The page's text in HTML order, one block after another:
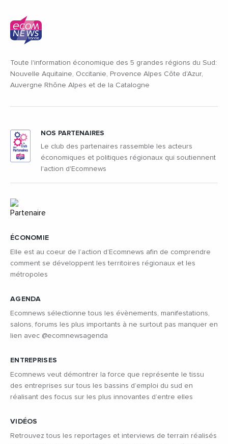
Toute l'information économique des 5 grandes régions du Sud:
Nouvelle Aquitaine, Occitanie, Provence Alpes Côte d'Azur,
Auvergne Rhône Alpes et de la Catalogne
ÉCONOMIE
Elle est au coeur de l’action d’Ecomnews afin de comprendre
comment se développent les territoires régionaux et les
métropoles
AGENDA
Ecomnews sélectionne tous les évènements, manifestations,
salons, forums les plus importants à ne surtout pas manquer en
lien avec @ecomnewsagenda
ENTREPRISES
Ecomnews veut démontrer la force que représente le tissu
des entreprises sur tous les bassins d’emploi du sud en
réalisant des focus sur les plus innovantes d’entre elles
VIDÉOS
Retrouvez tous les reportages et interviews de terrain réalisés
NOS PARTENAIRES
Le club des partenaires rassemble les acteurs
économiques et politiques régionaux qui soutiennent
l'action d'Ecomnews